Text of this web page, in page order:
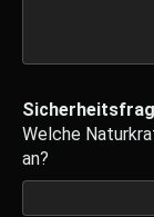
Welche
an?